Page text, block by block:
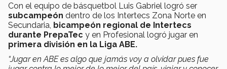
Con el equipo de básquetbol Luis Gabriel logró ser
subcampeón dentro de los Intertecs Zona Norte en
Secundaria, bicampeón regional de Intertecs
durante PrepaTec y en Profesional logró jugar en
primera división en la Liga ABE.
“Jugar en ABE es algo que jamás voy a olvidar pues fue